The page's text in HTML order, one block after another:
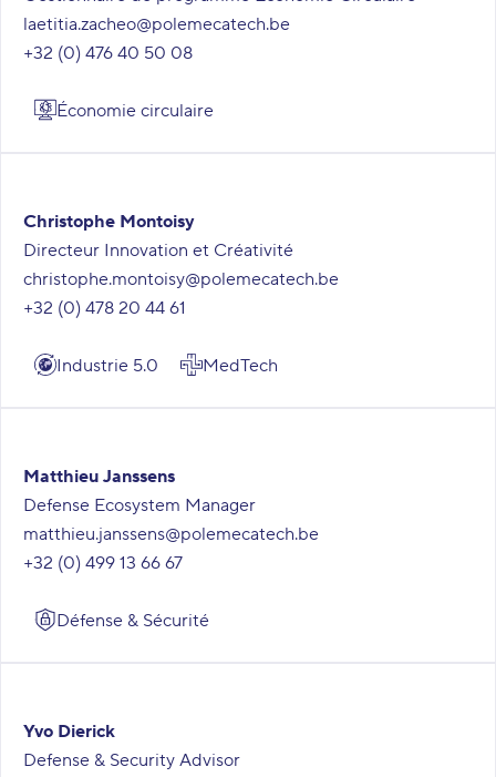
laetitia.zacheo@polemecatech.be
+32 (0) 476 40 50 08
Économie circulaire
Christophe Montoisy
Directeur Innovation et Créativité
christophe.montoisy@polemecatech.be
+32 (0) 478 20 44 61
Industrie 5.0 MedTech
Matthieu Janssens
Defense Ecosystem Manager
matthieu.janssens@polemecatech.be
+32 (0) 499 13 66 67
Défense & Sécurité
Yvo Dierick
Defense & Security Advisor